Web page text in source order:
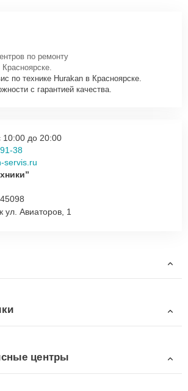
по ремонту
по технике Hurakan в Красноярске.
с гарантией качества.
ул. Авиаторов, 1
10:00 до 20:00
38
servis.ru
центры